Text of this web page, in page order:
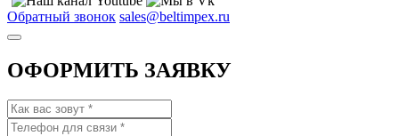
Обратный звонок sales@beltimpex.ru
ОФОРМИТЬ ЗАЯВКУ